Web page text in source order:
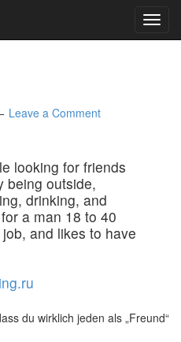
Leave a Comment
looking for friends
being outside,
drinking, and
a man 18 to 40
and likes to have
du wirklich jeden als „Freund“